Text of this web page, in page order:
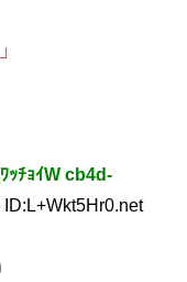
ｯﾁｮｲW cb4d-
ID:L+Wkt5Hr0.net